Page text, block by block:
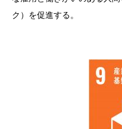
ク）を促進する。